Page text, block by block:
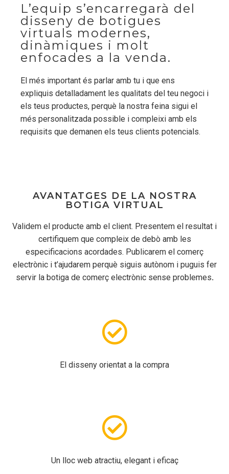
L’equip s’encarregarà del
disseny de botigues
virtuals modernes,
dinàmiques i molt
enfocades a la venda.
El més important és parlar amb tu i que ens
expliquis detalladament les qualitats del teu negoci i
els teus productes, perquè la nostra feina sigui el
més personalitzada possible i compleixi amb els
requisits que demanen els teus clients potencials.
AVANTATGES DE LA NOSTRA
BOTIGA VIRTUAL
Validem el producte amb el client. Presentem el resultat i
certifiquem que compleix de debò amb les
especificacions acordades. Publicarem el comerç
electrònic i t’ajudarem perquè siguis autònom i puguis fer
servir la botiga de comerç electrònic sense problemes.
El disseny orientat a la compra
Un lloc web atractiu, elegant i eficaç